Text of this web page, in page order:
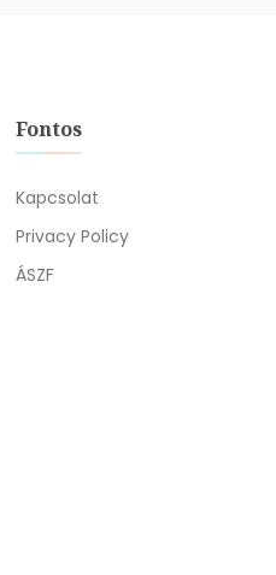
Fontos
Kapcsolat
Privacy Policy
ÁSZF